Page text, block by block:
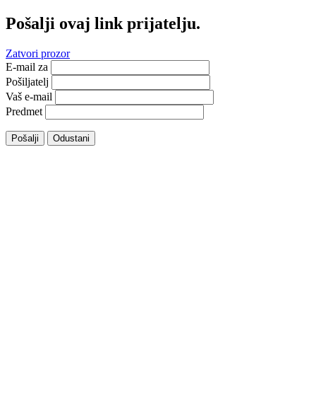
Pošalji ovaj link prijatelju.
Zatvori prozor
E-mail za
Pošiljatelj
Vaš e-mail
Predmet
Pošalji Odustani